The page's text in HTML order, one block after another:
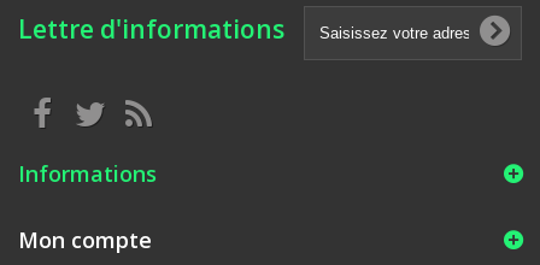
Lettre d'informations
Informations
Mon compte